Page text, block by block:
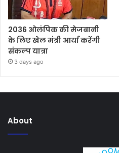
2036 ओलंपिक की मेजबानी
के लिए खेल मंत्री आर्या करेंगी
संकल्प यात्रा
3 days ago
About